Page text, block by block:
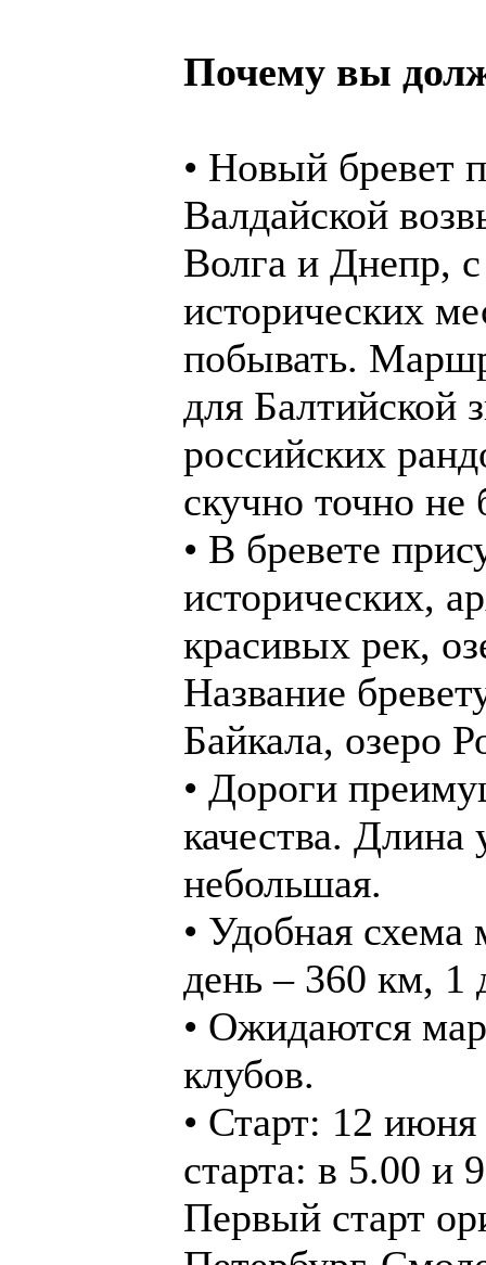
Почему вы
• Новый бревет
Валдайской
Волга и Днепр,
исторических
побывать.
для Балтийской
российских
скучно точно не
• В бревете
исторических,
красивых рек,
Название
Байкала, озеро
• Дороги
качества. Длина
небольшая.
• Удобная
день – 360 км, 1
• Ожидаются
клубов.
• Старт: 12
старта: в 5.00 и
Первый старт